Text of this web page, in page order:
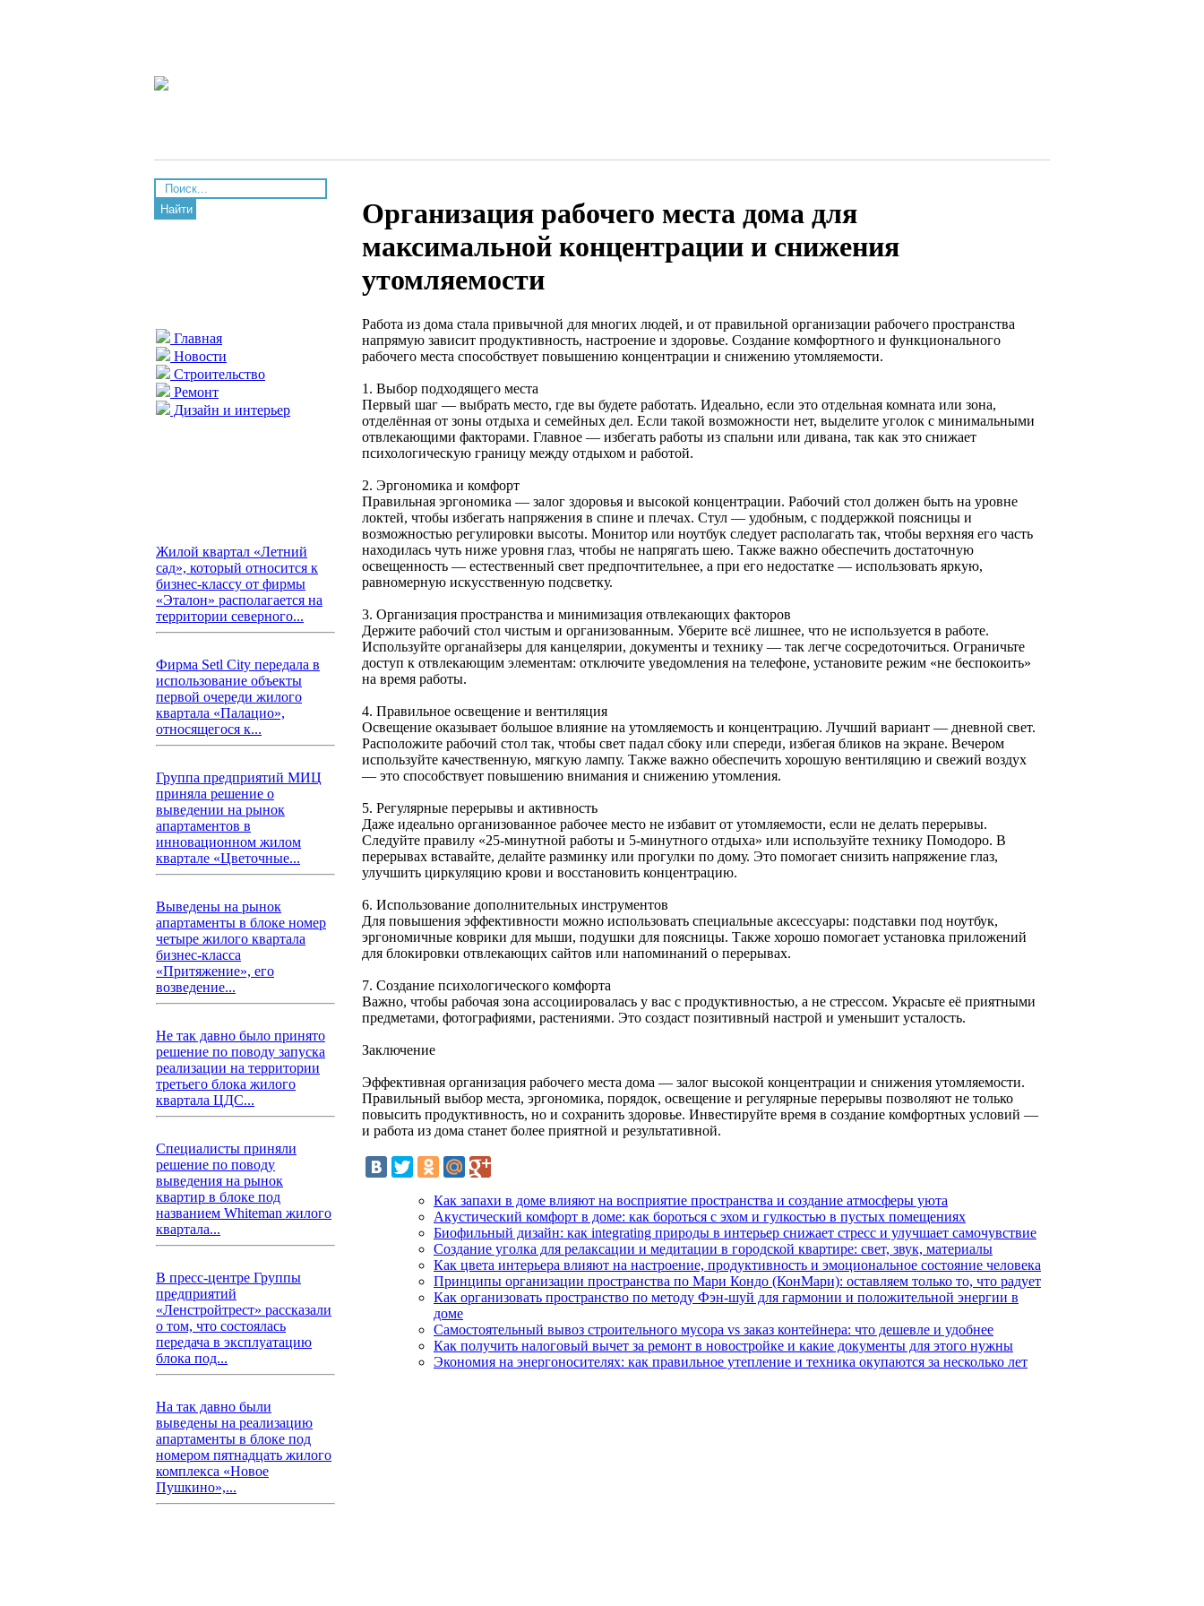
Найти
Главная
Новости
Строительство
Ремонт
Дизайн и интерьер
Жилой квартал «Летний
сад», который относится к
бизнес-классу от фирмы
«Эталон» располагается на
территории северного...
Фирма Setl City передала в
использование объекты
первой очереди жилого
квартала «Палацио»,
относящегося к...
Группа предприятий МИЦ
приняла решение о
выведении на рынок
апартаментов в
инновационном жилом
квартале «Цветочные...
Выведены на рынок
апартаменты в блоке номер
четыре жилого квартала
бизнес-класса
«Притяжение», его
возведение...
Не так давно было принято
решение по поводу запуска
реализации на территории
третьего блока жилого
квартала ЦДС...
Специалисты приняли
решение по поводу
выведения на рынок
квартир в блоке под
названием Whiteman жилого
квартала...
В пресс-центре Группы
предприятий
«Ленстройтрест» рассказали
о том, что состоялась
передача в эксплуатацию
блока под...
На так давно были
выведены на реализацию
апартаменты в блоке под
номером пятнадцать жилого
комплекса «Новое
Пушкино»,...
Организация рабочего места дома для
максимальной концентрации и снижения
утомляемости
Работа из дома стала привычной для многих людей, и от правильной организации рабочего пространства
напрямую зависит продуктивность, настроение и здоровье. Создание комфортного и функционального
рабочего места способствует повышению концентрации и снижению утомляемости.
1. Выбор подходящего места
Первый шаг — выбрать место, где вы будете работать. Идеально, если это отдельная комната или зона,
отделённая от зоны отдыха и семейных дел. Если такой возможности нет, выделите уголок с минимальными
отвлекающими факторами. Главное — избегать работы из спальни или дивана, так как это снижает
психологическую границу между отдыхом и работой.
2. Эргономика и комфорт
Правильная эргономика — залог здоровья и высокой концентрации. Рабочий стол должен быть на уровне
локтей, чтобы избегать напряжения в спине и плечах. Стул — удобным, с поддержкой поясницы и
возможностью регулировки высоты. Монитор или ноутбук следует располагать так, чтобы верхняя его часть
находилась чуть ниже уровня глаз, чтобы не напрягать шею. Также важно обеспечить достаточную
освещенность — естественный свет предпочтительнее, а при его недостатке — использовать яркую,
равномерную искусственную подсветку.
3. Организация пространства и минимизация отвлекающих факторов
Держите рабочий стол чистым и организованным. Уберите всё лишнее, что не используется в работе.
Используйте органайзеры для канцелярии, документы и технику — так легче сосредоточиться. Ограничьте
доступ к отвлекающим элементам: отключите уведомления на телефоне, установите режим «не беспокоить»
на время работы.
4. Правильное освещение и вентиляция
Освещение оказывает большое влияние на утомляемость и концентрацию. Лучший вариант — дневной свет.
Расположите рабочий стол так, чтобы свет падал сбоку или спереди, избегая бликов на экране. Вечером
используйте качественную, мягкую лампу. Также важно обеспечить хорошую вентиляцию и свежий воздух
— это способствует повышению внимания и снижению утомления.
5. Регулярные перерывы и активность
Даже идеально организованное рабочее место не избавит от утомляемости, если не делать перерывы.
Следуйте правилу «25-минутной работы и 5-минутного отдыха» или используйте технику Помодоро. В
перерывах вставайте, делайте разминку или прогулки по дому. Это помогает снизить напряжение глаз,
улучшить циркуляцию крови и восстановить концентрацию.
6. Использование дополнительных инструментов
Для повышения эффективности можно использовать специальные аксессуары: подставки под ноутбук,
эргономичные коврики для мыши, подушки для поясницы. Также хорошо помогает установка приложений
для блокировки отвлекающих сайтов или напоминаний о перерывах.
7. Создание психологического комфорта
Важно, чтобы рабочая зона ассоциировалась у вас с продуктивностью, а не стрессом. Украсьте её приятными
предметами, фотографиями, растениями. Это создаст позитивный настрой и уменьшит усталость.
Заключение
Эффективная организация рабочего места дома — залог высокой концентрации и снижения утомляемости.
Правильный выбор места, эргономика, порядок, освещение и регулярные перерывы позволяют не только
повысить продуктивность, но и сохранить здоровье. Инвестируйте время в создание комфортных условий —
и работа из дома станет более приятной и результативной.
Как запахи в доме влияют на восприятие пространства и создание атмосферы уюта
Акустический комфорт в доме: как бороться с эхом и гулкостью в пустых помещениях
Биофильный дизайн: как integrating природы в интерьер снижает стресс и улучшает самочувствие
Создание уголка для релаксации и медитации в городской квартире: свет, звук, материалы
Как цвета интерьера влияют на настроение, продуктивность и эмоциональное состояние человека
Принципы организации пространства по Мари Кондо (КонМари): оставляем только то, что радует
Как организовать пространство по методу Фэн-шуй для гармонии и положительной энергии в
доме
Самостоятельный вывоз строительного мусора vs заказ контейнера: что дешевле и удобнее
Как получить налоговый вычет за ремонт в новостройке и какие документы для этого нужны
Экономия на энергоносителях: как правильное утепление и техника окупаются за несколько лет